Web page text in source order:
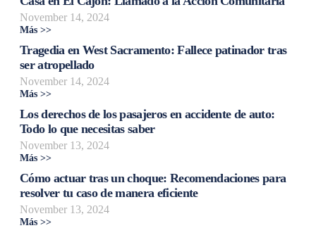
November 14, 2024
Más >>
Tragedia en West Sacramento: Fallece patinador tras
ser atropellado
November 14, 2024
Más >>
Los derechos de los pasajeros en accidente de auto:
Todo lo que necesitas saber
November 13, 2024
Más >>
Cómo actuar tras un choque: Recomendaciones para
resolver tu caso de manera eficiente
November 13, 2024
Más >>